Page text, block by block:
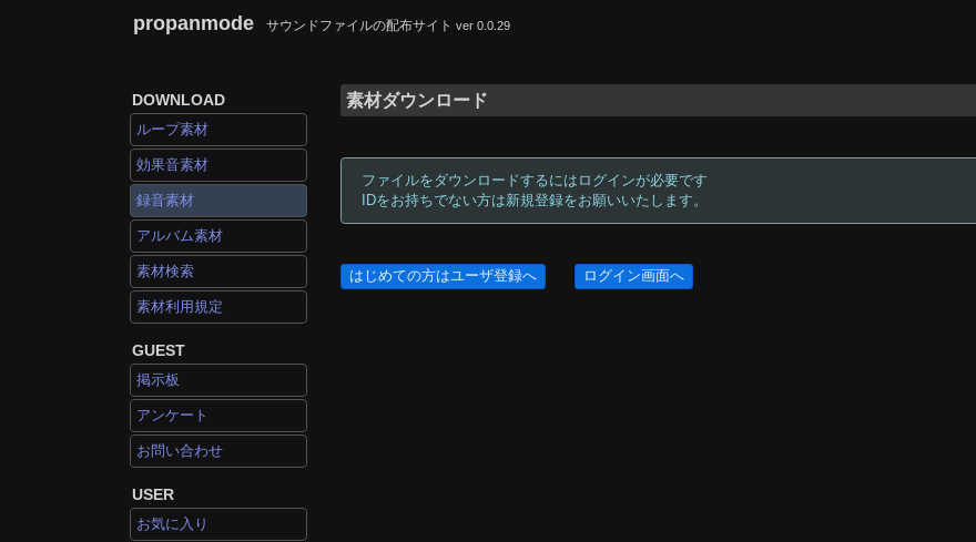
propanmode サウンドファイルの配布サイト ver 0.0.29
DOWNLOAD
ループ素材
効果音素材
録音素材
アルバム素材
素材検索
素材利用規定
GUEST
掲示板
アンケート
お問い合わせ
USER
お気に入り
素材ダウンロード
ファイルをダウンロードするにはログインが必要です
IDをお持ちでない方は新規登録をお願いいたします。
はじめての方はユーザ登録へ ログイン画面へ